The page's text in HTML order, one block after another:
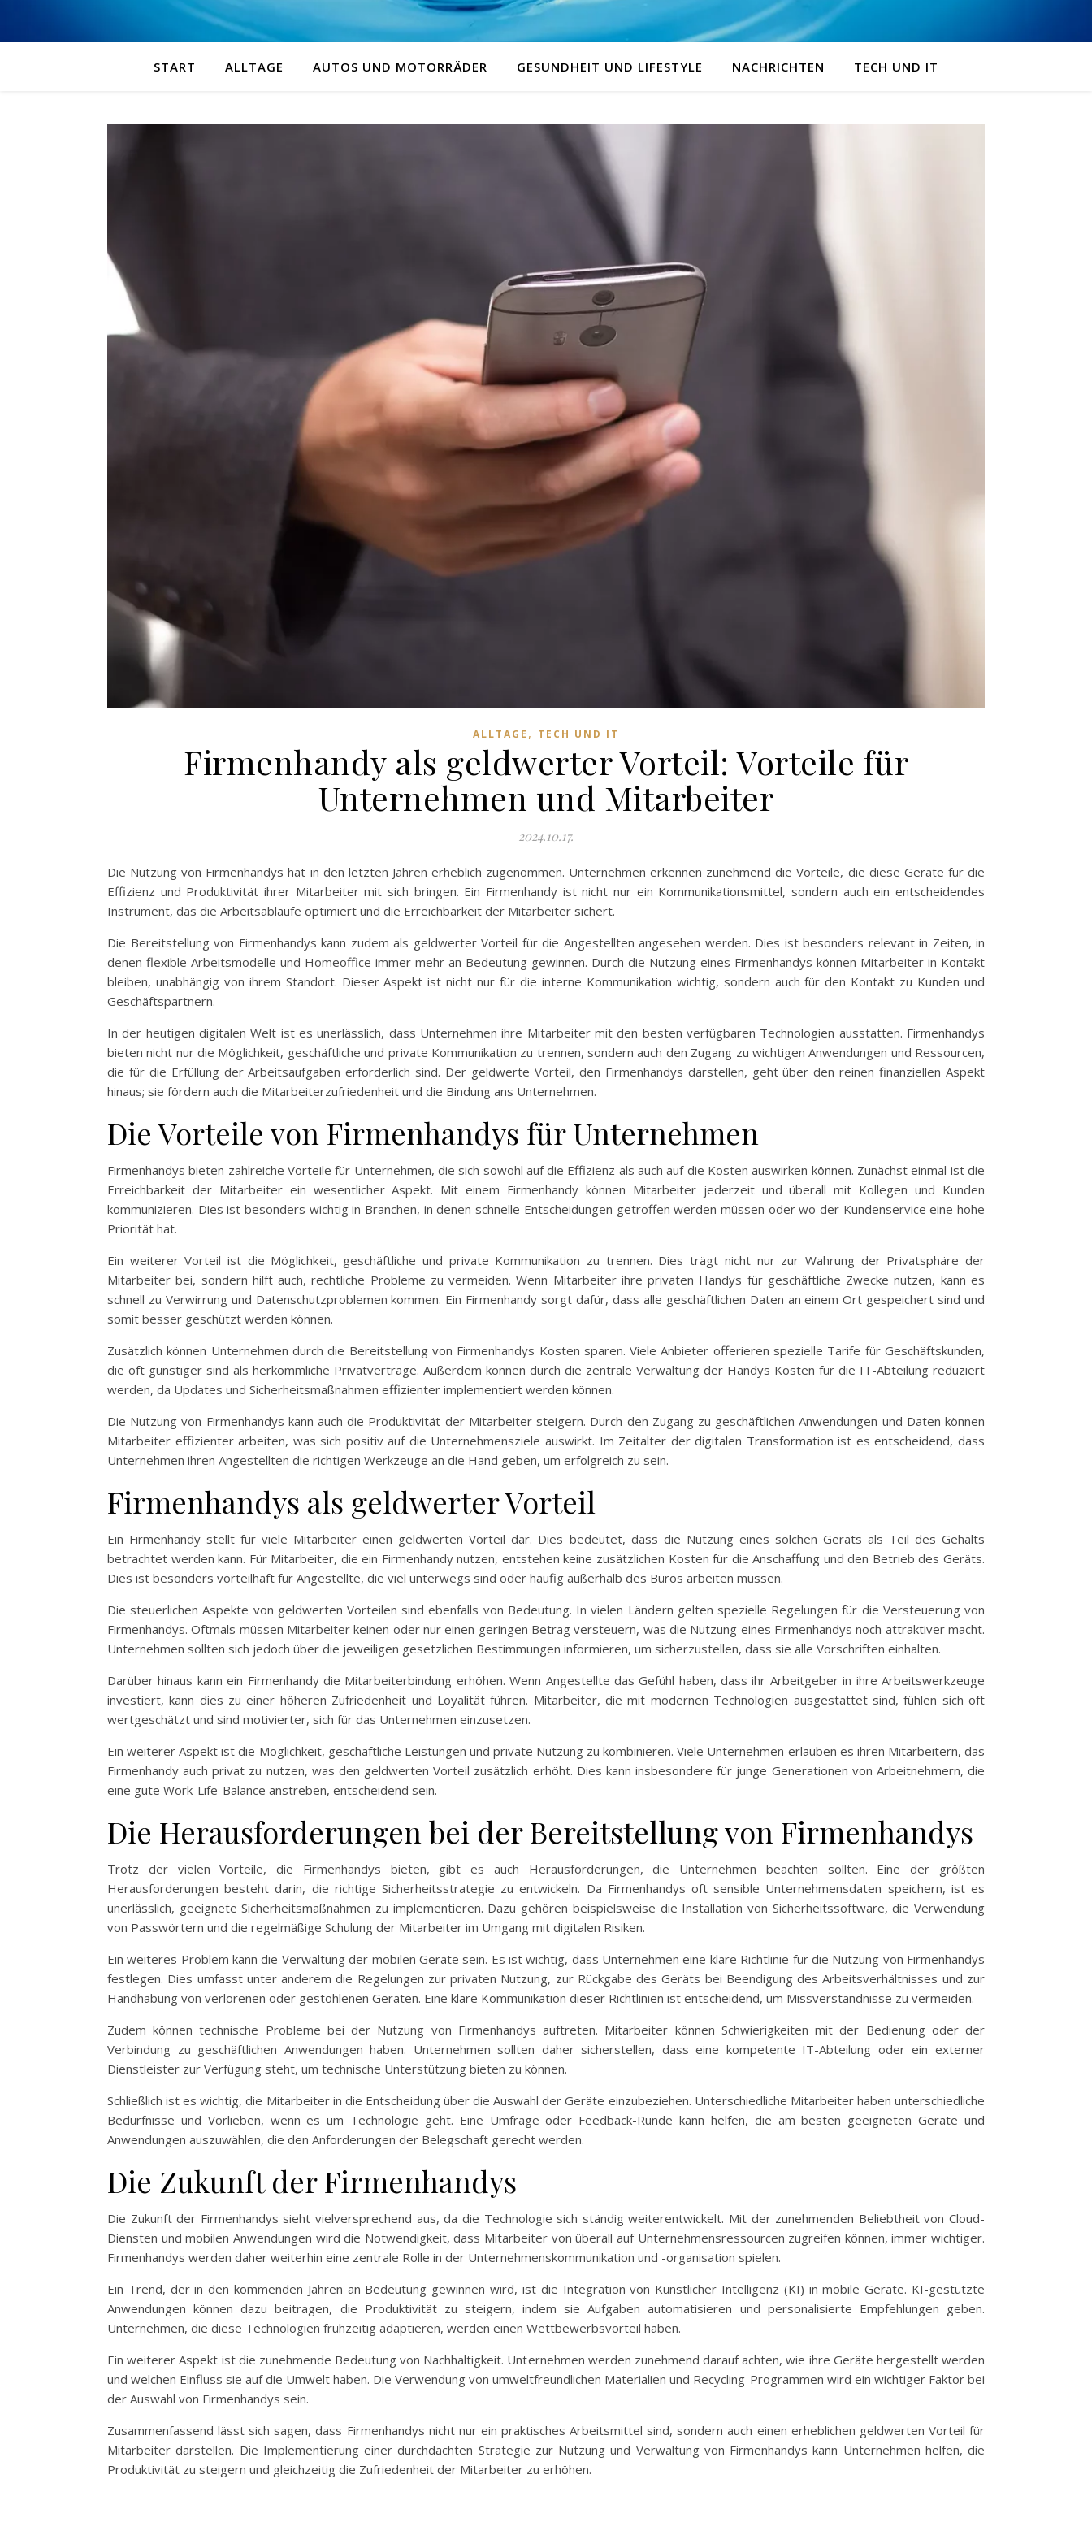
START ALLTAGE AUTOS UND MOTORRÄDER GESUNDHEIT UND LIFESTYLE NACHRICHTEN TECH UND IT
ALLTAGE , TECH UND IT
Firmenhandy als geldwerter Vorteil: Vorteile für
Unternehmen und Mitarbeiter
2024.10.17.
Die Nutzung von Firmenhandys hat in den letzten Jahren erheblich zugenommen. Unternehmen erkennen zunehmend die Vorteile, die diese Geräte für die
Effizienz und Produktivität ihrer Mitarbeiter mit sich bringen. Ein Firmenhandy ist nicht nur ein Kommunikationsmittel, sondern auch ein entscheidendes
Instrument, das die Arbeitsabläufe optimiert und die Erreichbarkeit der Mitarbeiter sichert.
Die Bereitstellung von Firmenhandys kann zudem als geldwerter Vorteil für die Angestellten angesehen werden. Dies ist besonders relevant in Zeiten, in
denen flexible Arbeitsmodelle und Homeoffice immer mehr an Bedeutung gewinnen. Durch die Nutzung eines Firmenhandys können Mitarbeiter in Kontakt
bleiben, unabhängig von ihrem Standort. Dieser Aspekt ist nicht nur für die interne Kommunikation wichtig, sondern auch für den Kontakt zu Kunden und
Geschäftspartnern.
In der heutigen digitalen Welt ist es unerlässlich, dass Unternehmen ihre Mitarbeiter mit den besten verfügbaren Technologien ausstatten. Firmenhandys
bieten nicht nur die Möglichkeit, geschäftliche und private Kommunikation zu trennen, sondern auch den Zugang zu wichtigen Anwendungen und Ressourcen,
die für die Erfüllung der Arbeitsaufgaben erforderlich sind. Der geldwerte Vorteil, den Firmenhandys darstellen, geht über den reinen finanziellen Aspekt
hinaus; sie fördern auch die Mitarbeiterzufriedenheit und die Bindung ans Unternehmen.
Die Vorteile von Firmenhandys für Unternehmen
Firmenhandys bieten zahlreiche Vorteile für Unternehmen, die sich sowohl auf die Effizienz als auch auf die Kosten auswirken können. Zunächst einmal ist die
Erreichbarkeit der Mitarbeiter ein wesentlicher Aspekt. Mit einem Firmenhandy können Mitarbeiter jederzeit und überall mit Kollegen und Kunden
kommunizieren. Dies ist besonders wichtig in Branchen, in denen schnelle Entscheidungen getroffen werden müssen oder wo der Kundenservice eine hohe
Priorität hat.
Ein weiterer Vorteil ist die Möglichkeit, geschäftliche und private Kommunikation zu trennen. Dies trägt nicht nur zur Wahrung der Privatsphäre der
Mitarbeiter bei, sondern hilft auch, rechtliche Probleme zu vermeiden. Wenn Mitarbeiter ihre privaten Handys für geschäftliche Zwecke nutzen, kann es
schnell zu Verwirrung und Datenschutzproblemen kommen. Ein Firmenhandy sorgt dafür, dass alle geschäftlichen Daten an einem Ort gespeichert sind und
somit besser geschützt werden können.
Zusätzlich können Unternehmen durch die Bereitstellung von Firmenhandys Kosten sparen. Viele Anbieter offerieren spezielle Tarife für Geschäftskunden,
die oft günstiger sind als herkömmliche Privatverträge. Außerdem können durch die zentrale Verwaltung der Handys Kosten für die IT-Abteilung reduziert
werden, da Updates und Sicherheitsmaßnahmen effizienter implementiert werden können.
Die Nutzung von Firmenhandys kann auch die Produktivität der Mitarbeiter steigern. Durch den Zugang zu geschäftlichen Anwendungen und Daten können
Mitarbeiter effizienter arbeiten, was sich positiv auf die Unternehmensziele auswirkt. Im Zeitalter der digitalen Transformation ist es entscheidend, dass
Unternehmen ihren Angestellten die richtigen Werkzeuge an die Hand geben, um erfolgreich zu sein.
Firmenhandys als geldwerter Vorteil
Ein Firmenhandy stellt für viele Mitarbeiter einen geldwerten Vorteil dar. Dies bedeutet, dass die Nutzung eines solchen Geräts als Teil des Gehalts
betrachtet werden kann. Für Mitarbeiter, die ein Firmenhandy nutzen, entstehen keine zusätzlichen Kosten für die Anschaffung und den Betrieb des Geräts.
Dies ist besonders vorteilhaft für Angestellte, die viel unterwegs sind oder häufig außerhalb des Büros arbeiten müssen.
Die steuerlichen Aspekte von geldwerten Vorteilen sind ebenfalls von Bedeutung. In vielen Ländern gelten spezielle Regelungen für die Versteuerung von
Firmenhandys. Oftmals müssen Mitarbeiter keinen oder nur einen geringen Betrag versteuern, was die Nutzung eines Firmenhandys noch attraktiver macht.
Unternehmen sollten sich jedoch über die jeweiligen gesetzlichen Bestimmungen informieren, um sicherzustellen, dass sie alle Vorschriften einhalten.
Darüber hinaus kann ein Firmenhandy die Mitarbeiterbindung erhöhen. Wenn Angestellte das Gefühl haben, dass ihr Arbeitgeber in ihre Arbeitswerkzeuge
investiert, kann dies zu einer höheren Zufriedenheit und Loyalität führen. Mitarbeiter, die mit modernen Technologien ausgestattet sind, fühlen sich oft
wertgeschätzt und sind motivierter, sich für das Unternehmen einzusetzen.
Ein weiterer Aspekt ist die Möglichkeit, geschäftliche Leistungen und private Nutzung zu kombinieren. Viele Unternehmen erlauben es ihren Mitarbeitern, das
Firmenhandy auch privat zu nutzen, was den geldwerten Vorteil zusätzlich erhöht. Dies kann insbesondere für junge Generationen von Arbeitnehmern, die
eine gute Work-Life-Balance anstreben, entscheidend sein.
Die Herausforderungen bei der Bereitstellung von Firmenhandys
Trotz der vielen Vorteile, die Firmenhandys bieten, gibt es auch Herausforderungen, die Unternehmen beachten sollten. Eine der größten
Herausforderungen besteht darin, die richtige Sicherheitsstrategie zu entwickeln. Da Firmenhandys oft sensible Unternehmensdaten speichern, ist es
unerlässlich, geeignete Sicherheitsmaßnahmen zu implementieren. Dazu gehören beispielsweise die Installation von Sicherheitssoftware, die Verwendung
von Passwörtern und die regelmäßige Schulung der Mitarbeiter im Umgang mit digitalen Risiken.
Ein weiteres Problem kann die Verwaltung der mobilen Geräte sein. Es ist wichtig, dass Unternehmen eine klare Richtlinie für die Nutzung von Firmenhandys
festlegen. Dies umfasst unter anderem die Regelungen zur privaten Nutzung, zur Rückgabe des Geräts bei Beendigung des Arbeitsverhältnisses und zur
Handhabung von verlorenen oder gestohlenen Geräten. Eine klare Kommunikation dieser Richtlinien ist entscheidend, um Missverständnisse zu vermeiden.
Zudem können technische Probleme bei der Nutzung von Firmenhandys auftreten. Mitarbeiter können Schwierigkeiten mit der Bedienung oder der
Verbindung zu geschäftlichen Anwendungen haben. Unternehmen sollten daher sicherstellen, dass eine kompetente IT-Abteilung oder ein externer
Dienstleister zur Verfügung steht, um technische Unterstützung bieten zu können.
Schließlich ist es wichtig, die Mitarbeiter in die Entscheidung über die Auswahl der Geräte einzubeziehen. Unterschiedliche Mitarbeiter haben unterschiedliche
Bedürfnisse und Vorlieben, wenn es um Technologie geht. Eine Umfrage oder Feedback-Runde kann helfen, die am besten geeigneten Geräte und
Anwendungen auszuwählen, die den Anforderungen der Belegschaft gerecht werden.
Die Zukunft der Firmenhandys
Die Zukunft der Firmenhandys sieht vielversprechend aus, da die Technologie sich ständig weiterentwickelt. Mit der zunehmenden Beliebtheit von Cloud-
Diensten und mobilen Anwendungen wird die Notwendigkeit, dass Mitarbeiter von überall auf Unternehmensressourcen zugreifen können, immer wichtiger.
Firmenhandys werden daher weiterhin eine zentrale Rolle in der Unternehmenskommunikation und -organisation spielen.
Ein Trend, der in den kommenden Jahren an Bedeutung gewinnen wird, ist die Integration von Künstlicher Intelligenz (KI) in mobile Geräte. KI-gestützte
Anwendungen können dazu beitragen, die Produktivität zu steigern, indem sie Aufgaben automatisieren und personalisierte Empfehlungen geben.
Unternehmen, die diese Technologien frühzeitig adaptieren, werden einen Wettbewerbsvorteil haben.
Ein weiterer Aspekt ist die zunehmende Bedeutung von Nachhaltigkeit. Unternehmen werden zunehmend darauf achten, wie ihre Geräte hergestellt werden
und welchen Einfluss sie auf die Umwelt haben. Die Verwendung von umweltfreundlichen Materialien und Recycling-Programmen wird ein wichtiger Faktor bei
der Auswahl von Firmenhandys sein.
Zusammenfassend lässt sich sagen, dass Firmenhandys nicht nur ein praktisches Arbeitsmittel sind, sondern auch einen erheblichen geldwerten Vorteil für
Mitarbeiter darstellen. Die Implementierung einer durchdachten Strategie zur Nutzung und Verwaltung von Firmenhandys kann Unternehmen helfen, die
Produktivität zu steigern und gleichzeitig die Zufriedenheit der Mitarbeiter zu erhöhen.